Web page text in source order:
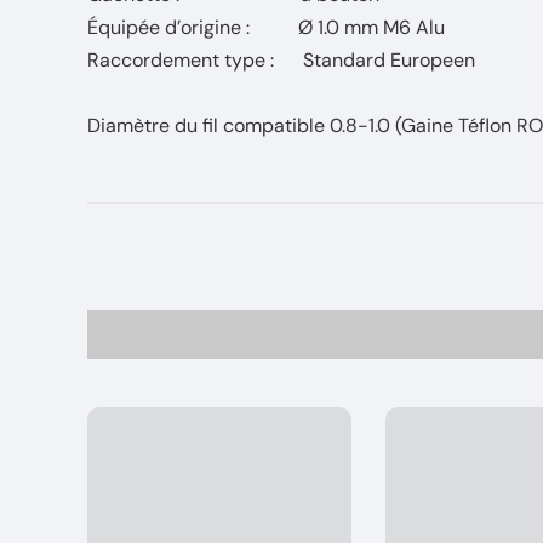
Équipée d’origine : Ø 1.0 mm M6 Alu
Raccordement type : Standard Europeen
Diamètre du fil compatible 0.8-1.0 (Gaine Téflon